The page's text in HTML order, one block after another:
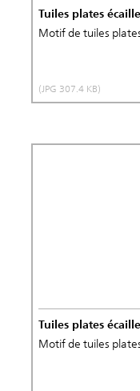
Tuiles plates
Motif de tuiles
(JPG 307.4 KB)
Tuiles plates
Motif de tuiles